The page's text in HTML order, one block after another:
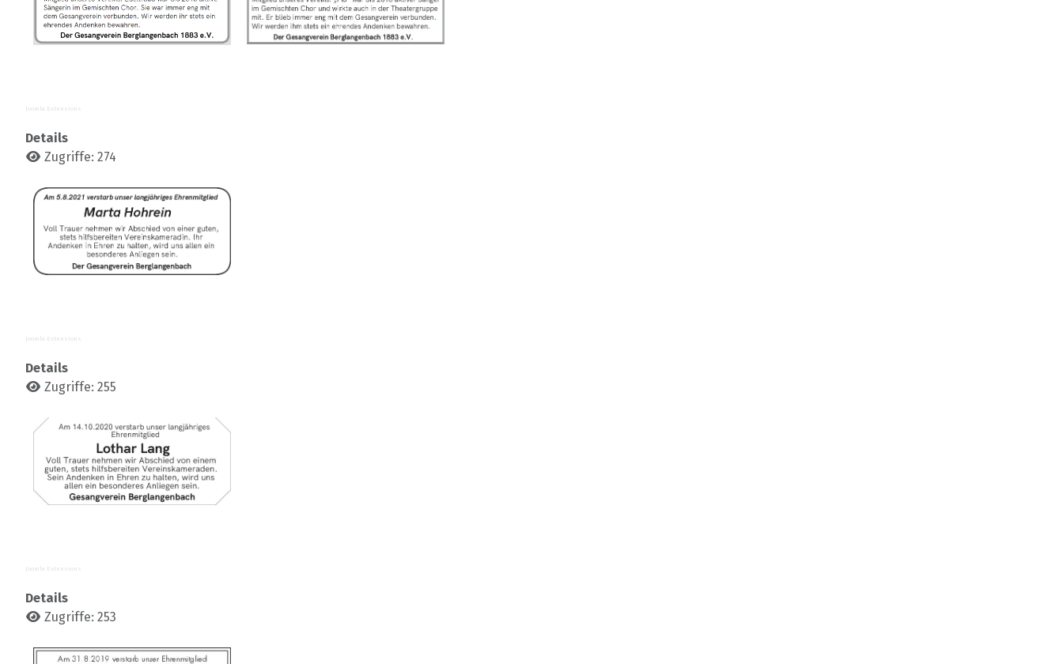
Joomla Extensions
Details
Zugriffe: 274
Joomla Extensions
Details
Zugriffe: 255
Joomla Extensions
Details
Zugriffe: 253